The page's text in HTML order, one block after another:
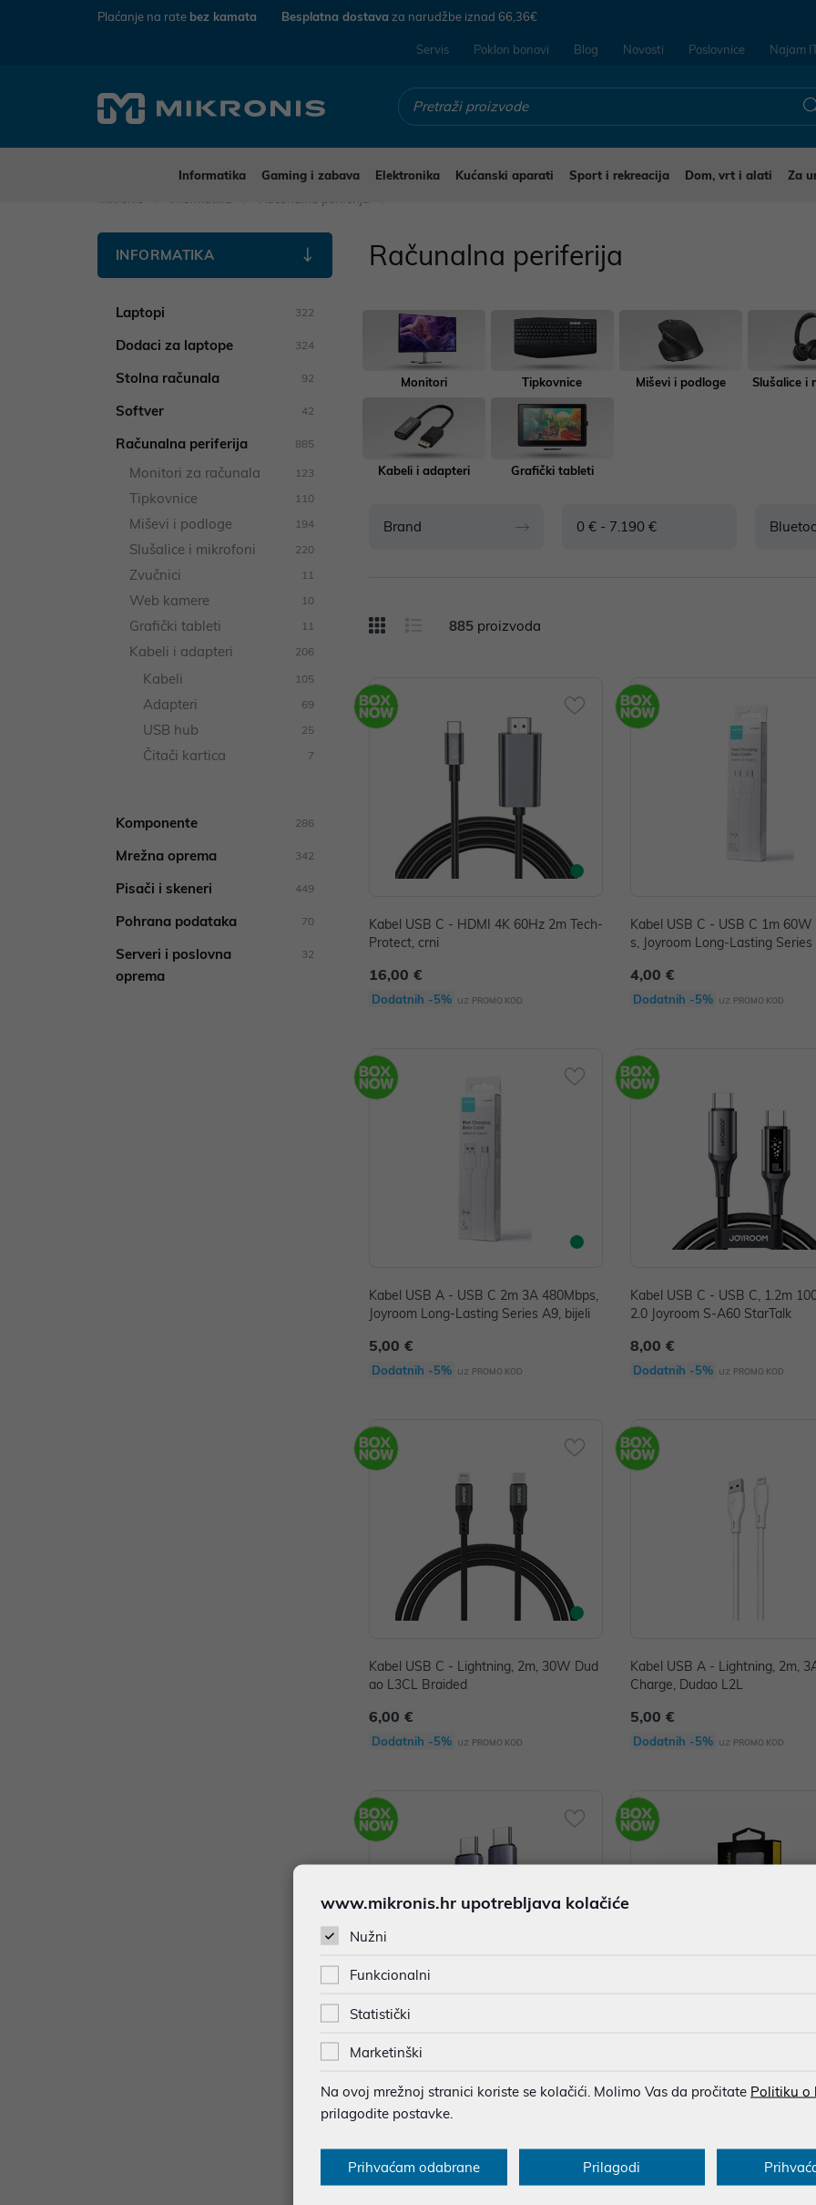
Plaćanje na rate bez kamata Besplatna dostava za narudžbe iznad 66,36€
Servis Poklon bonovi Blog Novosti Poslovnice Najam
Informatika Gaming i zabava Elektronika Kućanski aparati Sport i rekreacija Dom, vrt i alati Za
INFORMATIKA
Laptopi 322
Dodaci za laptope 324
Stolna računala 92
Softver 42
Računalna periferija 885
Monitori za računala 123
Tipkovnice 110
Miševi i podloge 194
Slušalice i mikrofoni 220
Zvučnici 11
Web kamere 10
Grafički tableti 11
Kabeli i adapteri 206
Kabeli 105
Adapteri 69
USB hub 25
Čitači kartica 7
Komponente 286
Mrežna oprema 342
Pisači i skeneri 449
Pohrana podataka 70
Serveri i poslovna
oprema
32
Računalna periferija
Monitori Tipkovnice Miševi i podloge Slušalice i
Kabeli i adapteri Grafički tableti
Brand 0 € - 7.190 €
885 proizvoda
Kabel USB C - HDMI 4K 60Hz 2m Tech-
Protect, crni
16,00 €
Dodatnih -5% uz PROMO KOD
Kabel USB C - USB C 1m
s, Joyroom Long-Lasting Series
4,00 €
Dodatnih -5% uz PROMO KOD
Kabel USB A - USB C 2m 3A 480Mbps,
Joyroom Long-Lasting Series A9, bijeli
5,00 €
Dodatnih -5% uz PROMO KOD
Kabel USB C - USB C, 1.2m
2.0 Joyroom S-A60 StarTalk
8,00 €
Dodatnih -5% uz PROMO KOD
Kabel USB C - Lightning, 2m, 30W Dud
ao L3CL Braided
6,00 €
Dodatnih -5% uz PROMO KOD
Kabel USB A - Lightning, 2m,
Charge, Dudao L2L
5,00 €
Dodatnih -5% uz PROMO KOD
ng cable USB 2.0 Ugreen
10,00 €
Dodatnih -5%
5,00 €
www.mikronis.hr upotrebljava kolačiće
Nužni
Funkcionalni
Statistički
Marketinški
Na ovoj mrežnoj stranici koriste se kolačići. Molimo Vas da pročitate Politiku o
prilagodite postavke.
Prihvaćam odabrane Prilagodi